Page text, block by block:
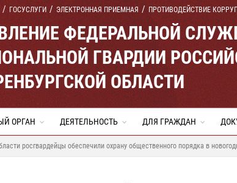
ГОСУСЛУГИ ЭЛЕКТРОННАЯ ПРИЕМНАЯ ПРОТИВОДЕЙСТВИЕ
ФЕДЕРАЛЬНОЙ
ГВАРДИИ
ОБЛАСТИ
ОРГАН ДЕЯТЕЛЬНОСТЬ ДЛЯ ГРАЖДАН
росгвардейцы обеспечили охрану общественного порядка в